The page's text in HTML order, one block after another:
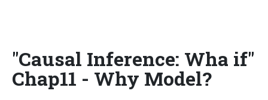
"Causal Inference: Wha if"
Chap11 - Why Model?